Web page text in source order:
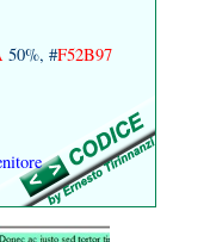
50%, #F52B97